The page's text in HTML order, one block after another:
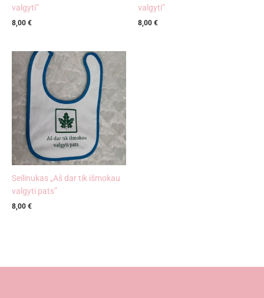
valgyti”
8,00 €
valgyti”
8,00 €
Seilinukas „Aš dar tik išmokau
valgyti pats”
8,00 €